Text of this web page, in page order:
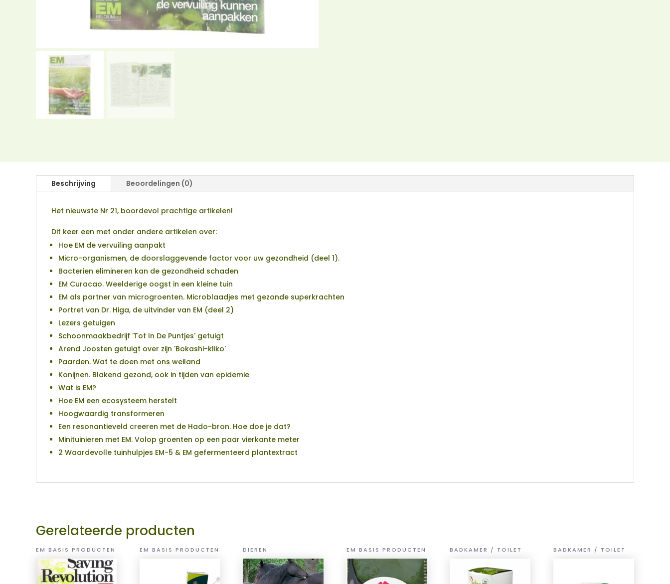
Beschrijving Beoordelingen (0)
Het nieuwste Nr 21, boordevol prachtige artikelen!
Dit keer een met onder andere artikelen over:
Hoe EM de vervuiling aanpakt
Micro-organismen, de doorslaggevende factor voor uw gezondheid (deel 1).
Bacterien elimineren kan de gezondheid schaden
EM Curacao. Weelderige oogst in een kleine tuin
EM als partner van microgroenten. Microblaadjes met gezonde superkrachten
Portret van Dr. Higa, de uitvinder van EM (deel 2)
Lezers getuigen
Schoonmaakbedrijf 'Tot In De Puntjes' getuigt
Arend Joosten getuigt over zijn 'Bokashi-kliko'
Paarden. Wat te doen met ons weiland
Konijnen. Blakend gezond, ook in tijden van epidemie
Wat is EM?
Hoe EM een ecosysteem herstelt
Hoogwaardig transformeren
Een resonantieveld creeren met de Hado-bron. Hoe doe je dat?
Minituinieren met EM. Volop groenten op een paar vierkante meter
2 Waardevolle tuinhulpjes EM-5 & EM gefermenteerd plantextract
Gerelateerde producten
EM BASIS PRODUCTEN EM BASIS PRODUCTEN DIEREN EM BASIS PRODUCTEN BADKAMER / TOILET BADKAMER / TOILET